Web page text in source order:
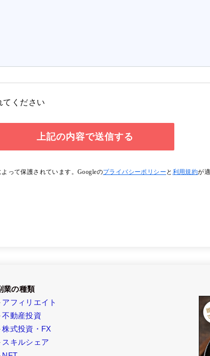
てください
って保護されています。Googleのプライバシーポリシー と 利用規約が
業の種類
アフィリエイト
不動産投資
株式投資・FX
スキルシェア